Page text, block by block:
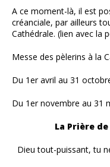
A ce moment-là, il est
créanciale, par ailleurs
Cathédrale. (lien avec la
Messe des pèlerins à la
Du 1er avril au 31
Du 1er novembre au 31
La Prière
Dieu tout-puissant, tu